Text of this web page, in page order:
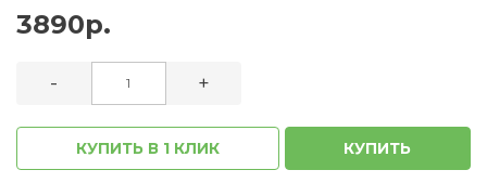
3890р.
- +
КУПИТЬ В 1 КЛИК КУПИТЬ